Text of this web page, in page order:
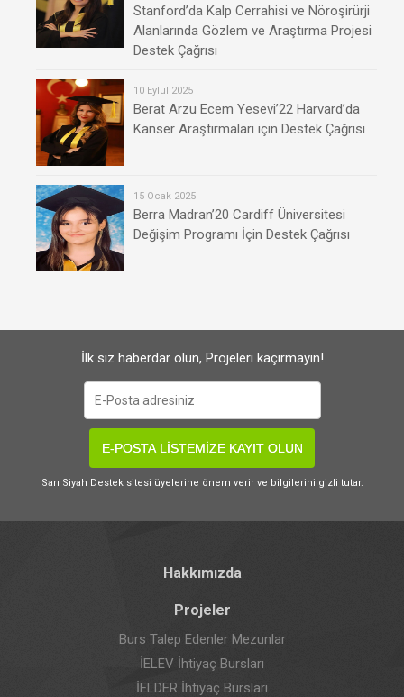
Stanford’da Kalp Cerrahisi ve Nöroşirürji
Alanlarında Gözlem ve Araştırma Projesi
Destek Çağrısı
10 Eylül 2025
Berat Arzu Ecem Yesevi’22 Harvard’da
Kanser Araştırmaları için Destek Çağrısı
15 Ocak 2025
Berra Madran’20 Cardiff Üniversitesi
Değişim Programı İçin Destek Çağrısı
İlk siz haberdar olun, Projeleri kaçırmayın!
E-POSTA LİSTEMİZE KAYIT OLUN
Sarı Siyah Destek sitesi üyelerine önem verir ve bilgilerini gizli tutar.
Hakkımızda
Projeler
Burs Talep Edenler Mezunlar
İELEV İhtiyaç Bursları
İELDER İhtiyaç Bursları